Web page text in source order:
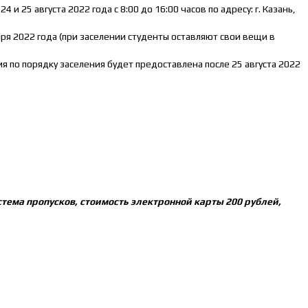
25 августа 2022 года с 8:00 до 16:00 часов по адресу: г. Казань,
2022 года (при заселении студенты оставляют свои вещи в
порядку заселения будет предоставлена после 25 августа 2022
пропусков, стоимость электронной карты 200 рублей,